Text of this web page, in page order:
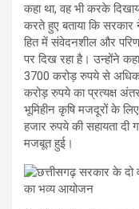
कहा था, वह भी करके
करते हुए बताया कि
हित में संवेदनशील और
पर दिख रहा है। उन्होंने
3700 करोड़ रुपये से अधिक
करोड़ रुपये का प्रत्यक्ष
भूमिहीन कृषि मजदूरों के
हजार रुपये की सहायता दी
मजबूत हुई।